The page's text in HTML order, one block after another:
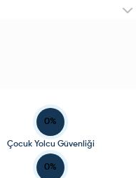
0%
Çocuk Yolcu Güvenliği
0%